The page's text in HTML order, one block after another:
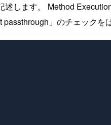
します。 Method
」のチェック